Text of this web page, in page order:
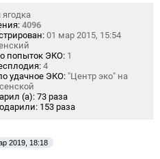
4096
01 мар 2015, 15:54
попыток ЭКО: 1
4
удачное ЭКО: "Центр эко" на
(а): 73 раза
153 раза
2019, 18:18